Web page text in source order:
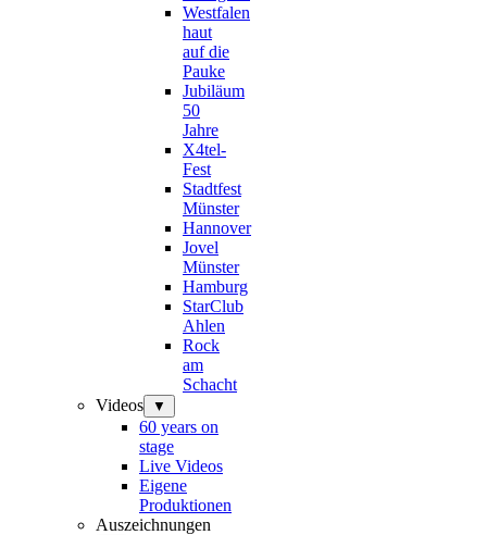
Westfalen
haut
auf die
Pauke
Jubiläum
50
Jahre
X4tel-
Fest
Stadtfest
Münster
Hannover
Jovel
Münster
Hamburg
StarClub
Ahlen
Rock
am
Schacht
Videos
▼
60 years on
stage
Live Videos
Eigene
Produktionen
Auszeichnungen